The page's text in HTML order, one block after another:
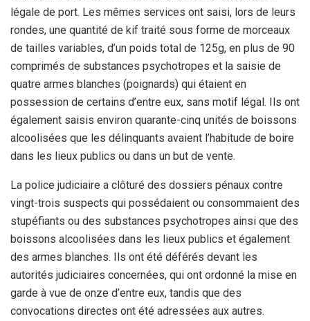
légale de port. Les mêmes services ont saisi, lors de leurs
rondes, une quantité de kif traité sous forme de morceaux
de tailles variables, d’un poids total de 125g, en plus de 90
comprimés de substances psychotropes et la saisie de
quatre armes blanches (poignards) qui étaient en
possession de certains d’entre eux, sans motif légal. Ils ont
également saisis environ quarante-cinq unités de boissons
alcoolisées que les délinquants avaient l’habitude de boire
dans les lieux publics ou dans un but de vente.
La police judiciaire a clôturé des dossiers pénaux contre
vingt-trois suspects qui possédaient ou consommaient des
stupéfiants ou des substances psychotropes ainsi que des
boissons alcoolisées dans les lieux publics et également
des armes blanches. Ils ont été déférés devant les
autorités judiciaires concernées, qui ont ordonné la mise en
garde à vue de onze d’entre eux, tandis que des
convocations directes ont été adressées aux autres.